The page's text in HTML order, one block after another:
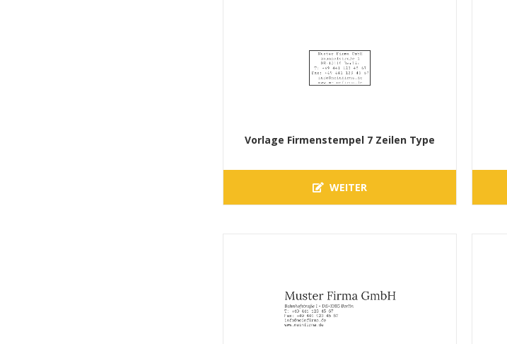
Vorlage Firmenstempel 7 Zeilen Type
WEITER